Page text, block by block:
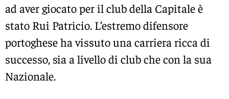
ad aver giocato per il club della Capitale è
stato Rui Patricio. L’estremo difensore
portoghese ha vissuto una carriera ricca di
successo, sia a livello di club che con la sua
Nazionale.